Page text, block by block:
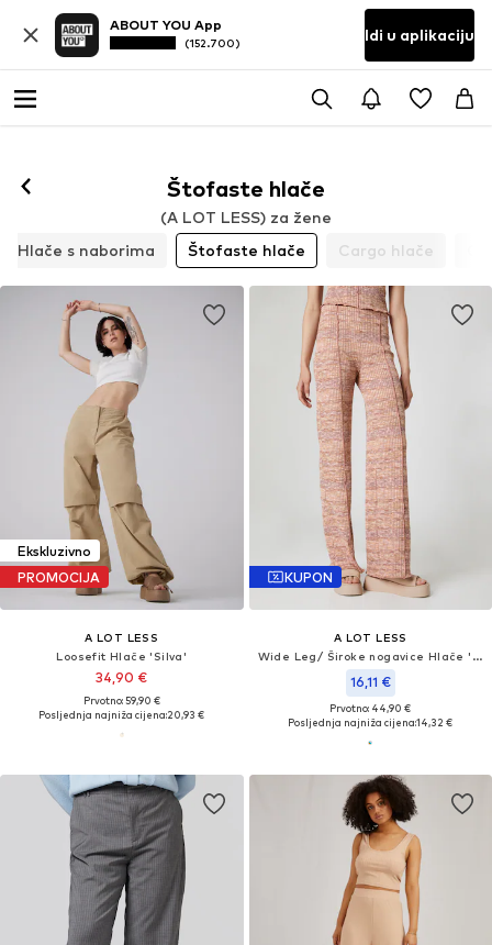
ABOUT YOU App
(152.700) Idi u aplikaciju
Štofaste hlače
(A LOT LESS) za žene
Hlače s naborima
Štofaste hlače Cargo hlače
Ekskluzivno
PROMOCIJA
A LOT LESS
Loosefit Hlače 'Silva'
34,90 €
Prvotno: 59,90 €
Posljednja najniža cijena:20,93 €
KUPON
A LOT LESS
Wide Leg/ Široke nogavice Hlače 'Leesha'
16,11 €
Prvotno: 44,90 €
Posljednja najniža cijena:14,32 €